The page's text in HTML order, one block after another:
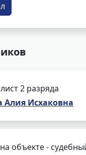
2 разряда
Алия Исхаковна
объекте -